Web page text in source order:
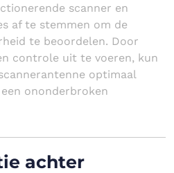
scanner en
af te stemmen om de
te beoordelen. Door
controle uit te voeren, kun
optimaal
ononderbroken
achter